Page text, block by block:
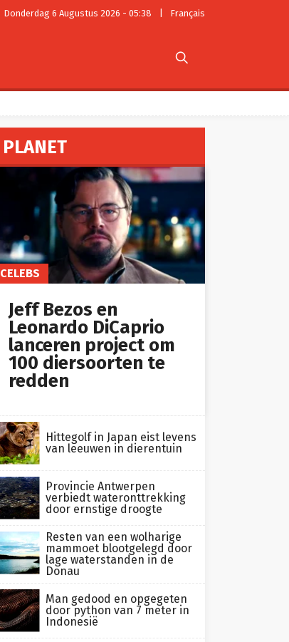
Donderdag 6 Augustus 2026 - 05:38 Français

PLANET
CELEBS
Jeff Bezos en
Leonardo DiCaprio
lanceren project om
100 diersoorten te
redden
Hittegolf in Japan eist levens
van leeuwen in dierentuin
Provincie Antwerpen
verbiedt wateronttrekking
door ernstige droogte
Resten van een wolharige
mammoet blootgelegd door
lage waterstanden in de
Donau
Man gedood en opgegeten
door python van 7 meter in
Indonesië